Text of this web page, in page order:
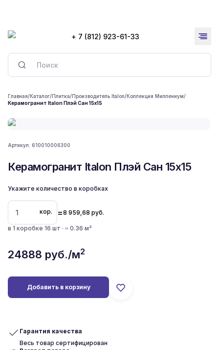
+ 7 (812) 923-61-33
Главная/Каталог/Плитка/Производитель Italon/Коллекция Миллениум/
Керамогранит Italon Плэй Сан 15x15
Артикул: 610010006300
Керамогранит Italon Плэй Сан 15x15
Укажите количество в коробках
кор. =8 959,68 руб.
в 1 коробке 16 шт · ≈ 0.36 м²
24888 руб./м2
Добавить в корзину
Гарантия качества
Весь товар сертифицирован